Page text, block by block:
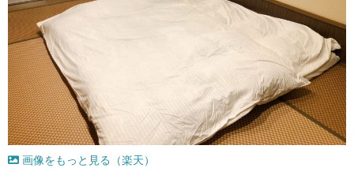
画像をもっと見る（楽天）